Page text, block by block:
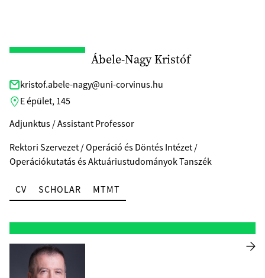
Ábele-Nagy Kristóf
kristof.abele-nagy@uni-corvinus.hu
E épület, 145
Adjunktus / Assistant Professor
Rektori Szervezet / Operáció és Döntés Intézet /
Operációkutatás és Aktuáriustudományok Tanszék
CV SCHOLAR MTMT